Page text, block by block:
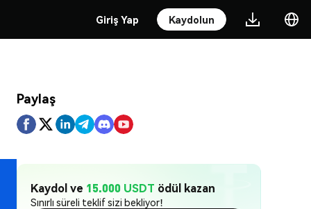
Giriş Yap Kaydolun
Paylaş
Kaydol ve 15.000 USDT ödül kazan
Sınırlı süreli teklif sizi bekliyor!